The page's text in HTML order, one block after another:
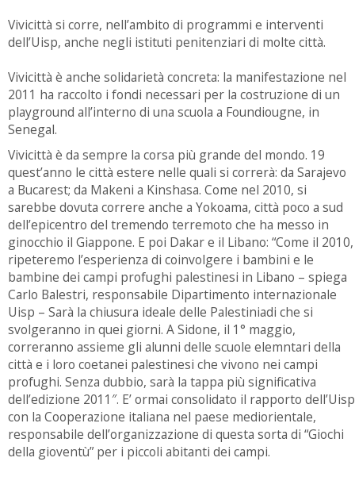
Vivicittà si corre, nell’ambito di programmi e interventi
dell’Uisp, anche negli istituti penitenziari di molte città.
Vivicittà è anche solidarietà concreta: la manifestazione nel
2011 ha raccolto i fondi necessari per la costruzione di un
playground all’interno di una scuola a Foundiougne, in
Senegal.
Vivicittà è da sempre la corsa più grande del mondo. 19
quest’anno le città estere nelle quali si correrà: da Sarajevo
a Bucarest; da Makeni a Kinshasa. Come nel 2010, si
sarebbe dovuta correre anche a Yokoama, città poco a sud
dell’epicentro del tremendo terremoto che ha messo in
ginocchio il Giappone. E poi Dakar e il Libano: “Come il 2010,
ripeteremo l’esperienza di coinvolgere i bambini e le
bambine dei campi profughi palestinesi in Libano – spiega
Carlo Balestri, responsabile Dipartimento internazionale
Uisp – Sarà la chiusura ideale delle Palestiniadi che si
svolgeranno in quei giorni. A Sidone, il 1° maggio,
correranno assieme gli alunni delle scuole elemntari della
città e i loro coetanei palestinesi che vivono nei campi
profughi. Senza dubbio, sarà la tappa più significativa
dell’edizione 2011″. E’ ormai consolidato il rapporto dell’Uisp
con la Cooperazione italiana nel paese mediorientale,
responsabile dell’organizzazione di questa sorta di “Giochi
della gioventù” per i piccoli abitanti dei campi.